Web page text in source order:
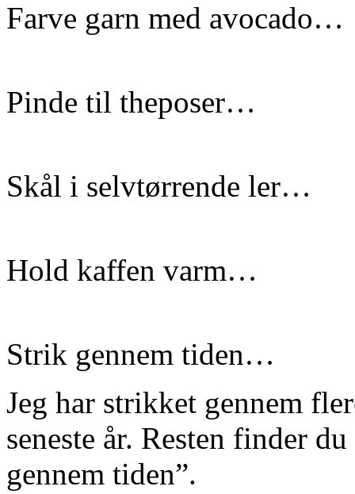
Farve garn med avocado…
Pinde til theposer…
Skål i selvtørrende ler…
Hold kaffen varm…
Strik gennem tiden…
Jeg har strikket gennem
seneste år. Resten finder
gennem tiden”.